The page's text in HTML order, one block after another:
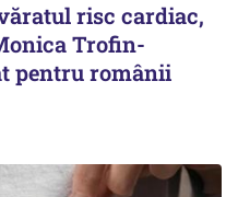
risc cardiac,
Trofin-
pentru românii